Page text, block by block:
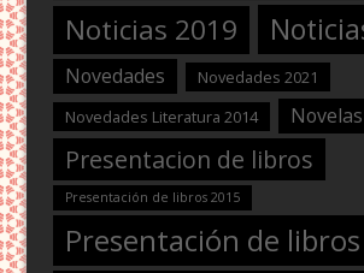
Noticias 2019
Novedades
Novedades 2021
Novedades Literatura 2014
Novelas
Presentacion de libros
Presentación de libros 2015
Presentación de